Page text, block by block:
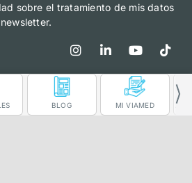
BLOG MI VIAMED
sobre el tratamiento de mis datos
paciente |Política de privacidad|